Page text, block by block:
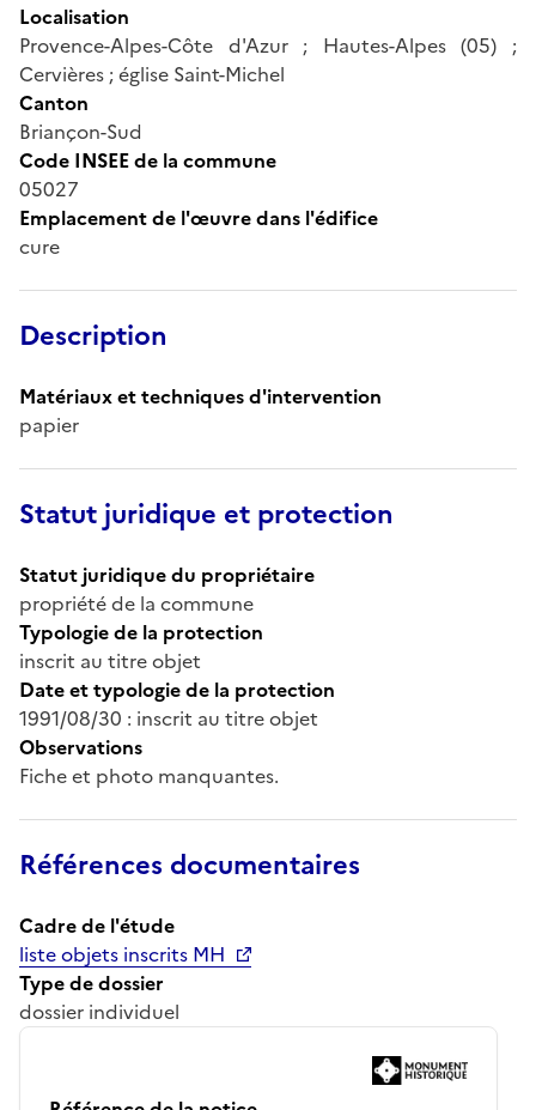
Localisation
Provence-Alpes-Côte d'Azur ; Hautes-Alpes (05) ;
Cervières ; église Saint-Michel
Canton
Briançon-Sud
Code INSEE de la commune
05027
Emplacement de l'œuvre dans l'édifice
cure
Description
Matériaux et techniques d'intervention
papier
Statut juridique et protection
Statut juridique du propriétaire
propriété de la commune
Typologie de la protection
inscrit au titre objet
Date et typologie de la protection
1991/08/30 : inscrit au titre objet
Observations
Fiche et photo manquantes.
Références documentaires
Cadre de l'étude
liste objets inscrits MH
Type de dossier
dossier individuel